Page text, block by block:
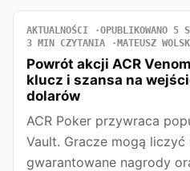
AKTUALNOŚCI
OPUBLIKOWANO 5
3 MIN CZYTANIA
MATEUSZ
Powrót akcji ACR
klucz i szansa na
dolarów
ACR Poker przywraca
Vault. Gracze mogą
gwarantowane nagrody